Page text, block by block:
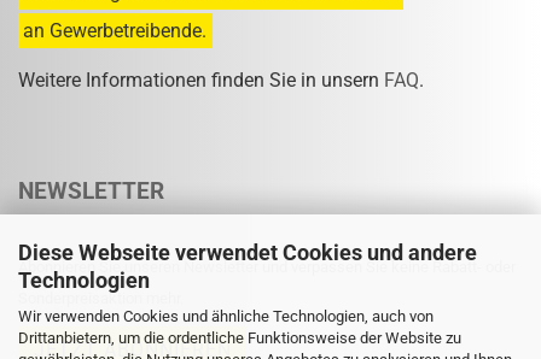
Diese Webseite verwendet Cookies und andere
Technologien
Wir verwenden Cookies und ähnliche Technologien, auch von
Drittanbietern, um die ordentliche Funktionsweise der Website zu
an Gewerbetreibende.
Weitere Informationen finden Sie in unsern FAQ.
NEWSLETTER
Abonnieren Sie unseren Newsletter und verpassen Sie keine Rabatt- oder
Sonderpreisaktion mehr.